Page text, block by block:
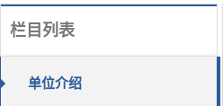
栏目列表
单位介绍